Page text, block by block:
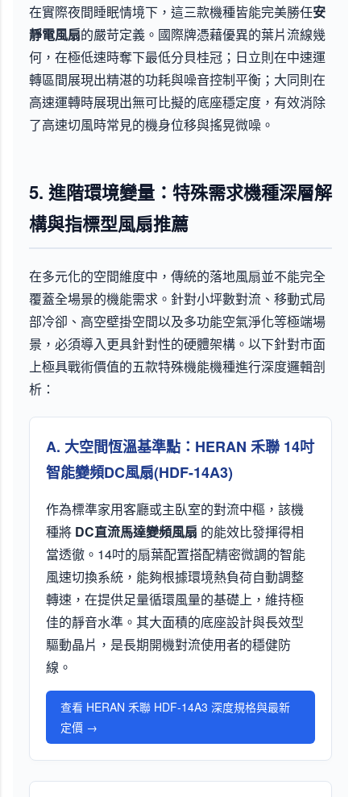
在實際夜間睡眠情境下，這三款機種皆能完美勝任安
靜電風扇的嚴苛定義。國際牌憑藉優異的葉片流線幾
何，在極低速時奪下最低分貝桂冠；日立則在中速運
轉區間展現出精湛的功耗與噪音控制平衡；大同則在
高速運轉時展現出無可比擬的底座穩定度，有效消除
了高速切風時常見的機身位移與搖晃微噪。
5. 進階環境變量：特殊需求機種深層解
構與指標型風扇推薦
在多元化的空間維度中，傳統的落地風扇並不能完全
覆蓋全場景的機能需求。針對小坪數對流、移動式局
部冷卻、高空壁掛空間以及多功能空氣淨化等極端場
景，必須導入更具針對性的硬體架構。以下針對市面
上極具戰術價值的五款特殊機能機種進行深度邏輯剖
析：
A. 大空間恆溫基準點：HERAN 禾聯 14吋
智能變頻DC風扇(HDF-14A3)
作為標準家用客廳或主臥室的對流中樞，該機
種將 DC直流馬達變頻風扇 的能效比發揮得相
當透徹。14吋的扇葉配置搭配精密微調的智能
風速切換系統，能夠根據環境熱負荷自動調整
轉速，在提供足量循環風量的基礎上，維持極
佳的靜音水準。其大面積的底座設計與長效型
驅動晶片，是長期開機對流使用者的穩健防
線。
查看 HERAN 禾聯 HDF-14A3 深度規格與最新
定價 →